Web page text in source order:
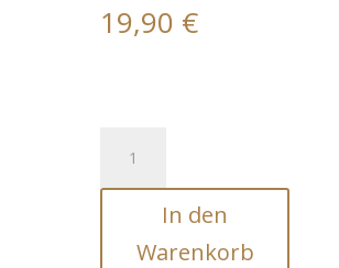
19,90 €
LAUNE
ENERGIE
In den
Warenkorb